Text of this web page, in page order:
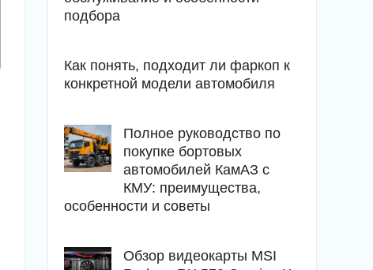
подбора
Как понять, подходит ли фаркоп к
конкретной модели автомобиля
Полное руководство по
покупке бортовых
автомобилей КамАЗ с
КМУ: преимущества,
особенности и советы
Обзор видеокарты MSI